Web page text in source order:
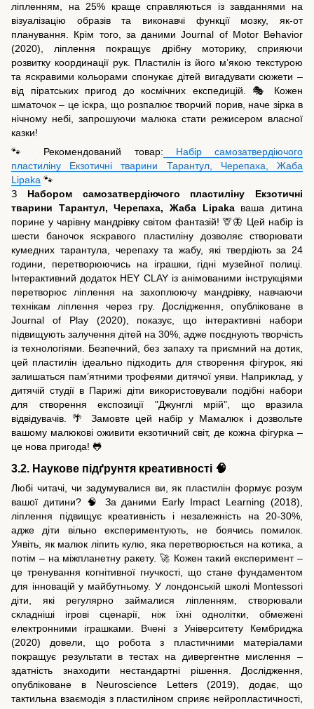
ліпленням, на 25% краще справляються із завданнями на
візуалізацію образів та виконавчі функції мозку, як-от
планування. Крім того, за даними Journal of Motor Behavior
(2020), ліплення покращує дрібну моторику, сприяючи
розвитку координації рук. Пластилін із його м’якою текстурою
та яскравими кольорами спонукає дітей вигадувати сюжети –
від піратських пригод до космічних експедицій. 🎭 Кожен
шматочок – це іскра, що розпалює творчий порив, наче зірка в
нічному небі, запрошуючи малюка стати режисером власної
казки!
🐾 Рекомендований товар: Набір самозатвердіючого
пластиліну Екзотичні тварини Тарантул, Черепаха, Жаба
Lipaka 🐾
З Набором самозатвердіючого пластиліну Екзотичні
тварини Тарантул, Черепаха, Жаба Lipakaваша дитина
порине у чарівну мандрівку світом фантазій! 🦒🦋 Цей набір із
шести баночок яскравого пластиліну дозволяє створювати
кумедних тарантула, черепаху та жабу, які твердіють за 24
години, перетворюючись на іграшки, гідні музейної полиці.
Інтерактивний додаток HEY CLAY із анімованими інструкціями
перетворює ліплення на захоплюючу мандрівку, навчаючи
технікам ліплення через гру. Дослідження, опубліковане в
Journal of Play (2020), показує, що інтерактивні набори
підвищують залучення дітей на 30%, адже поєднують творчість
із технологіями. Безпечний, без запаху та приємний на дотик,
цей пластилін ідеально підходить для створення фігурок, які
залишаться пам’ятними трофеями дитячої уяви. Наприклад, у
дитячій студії в Парижі діти використовували подібні набори
для створення експозиції "Джунглі мрій", що вразила
відвідувачів. 🌴 Замовте цей набір у Мамалюк і дозвольте
вашому малюкові оживити екзотичний світ, де кожна фігурка –
це нова пригода! 🐸
3.2. Наукове підґрунтя креативності 🧠
Любі читачі, чи задумувалися ви, як пластилін формує розум
вашої дитини? 🧠 За даними Early Impact Learning (2018),
ліплення підвищує креативність і незалежність на 20-30%,
адже діти вільно експериментують, не боячись помилок.
Уявіть, як малюк ліпить кулю, яка перетворюється на котика, а
потім – на міжпланетну ракету. 🚀 Кожен такий експеримент –
це тренування когнітивної гнучкості, що стане фундаментом
для інновацій у майбутньому. У лондонській школі Montessori
діти, які регулярно займалися ліпленням, створювали
складніші ігрові сценарії, ніж їхні однолітки, обмежені
електронними іграшками. Вчені з Університету Кембриджа
(2020) довели, що робота з пластичними матеріалами
покращує результати в тестах на дивергентне мислення –
здатність знаходити нестандартні рішення. Дослідження,
опубліковане в Neuroscience Letters (2019), додає, що
тактильна взаємодія з пластиліном сприяє нейропластичності,